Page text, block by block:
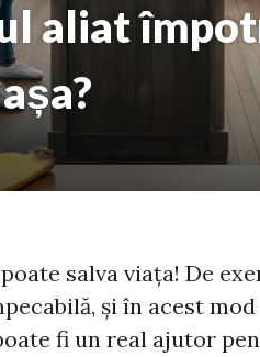
aliat
salva viața! De
și în acest mod
fi un real ajutor